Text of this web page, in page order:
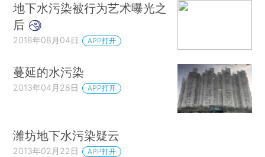
地下水污染被行为艺术曝光之
后
2018年08月04日 APP打开
蔓延的水污染
2013年04月28日 APP打开
潍坊地下水污染疑云
2013年02月22日 APP打开